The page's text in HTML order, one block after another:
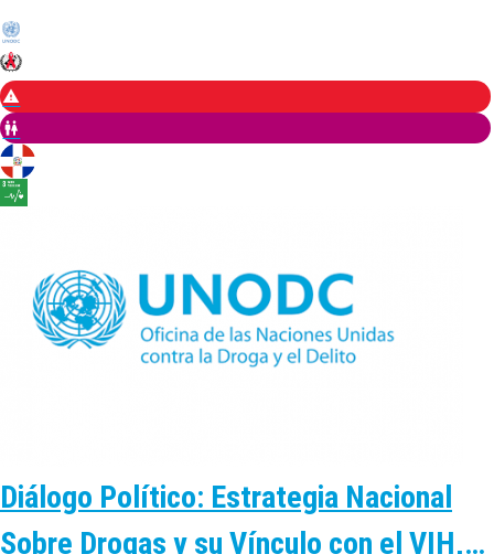
Diálogo Político: Estrategia Nacional
Sobre Drogas y su Vínculo con el VIH,…